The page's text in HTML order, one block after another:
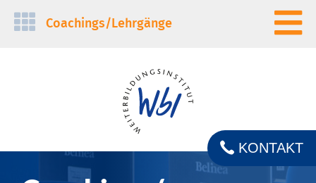
Navigation
Coachings/­Lehrgänge
KONTAKT